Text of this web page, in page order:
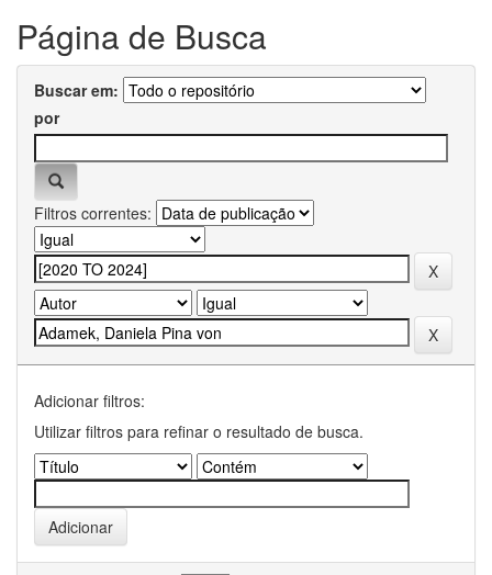
Página de Busca
Buscar em:
por
Filtros correntes:
Adicionar filtros:
Utilizar filtros para refinar o resultado de busca.